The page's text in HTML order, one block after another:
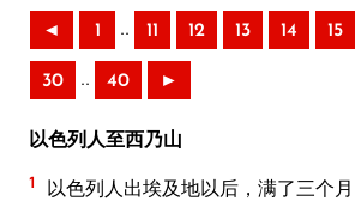
◄ 1 .. 11 12 13 14 15
30 .. 40 ►
以色列人至西乃山
1 以色列人出埃及地以后，满了三个